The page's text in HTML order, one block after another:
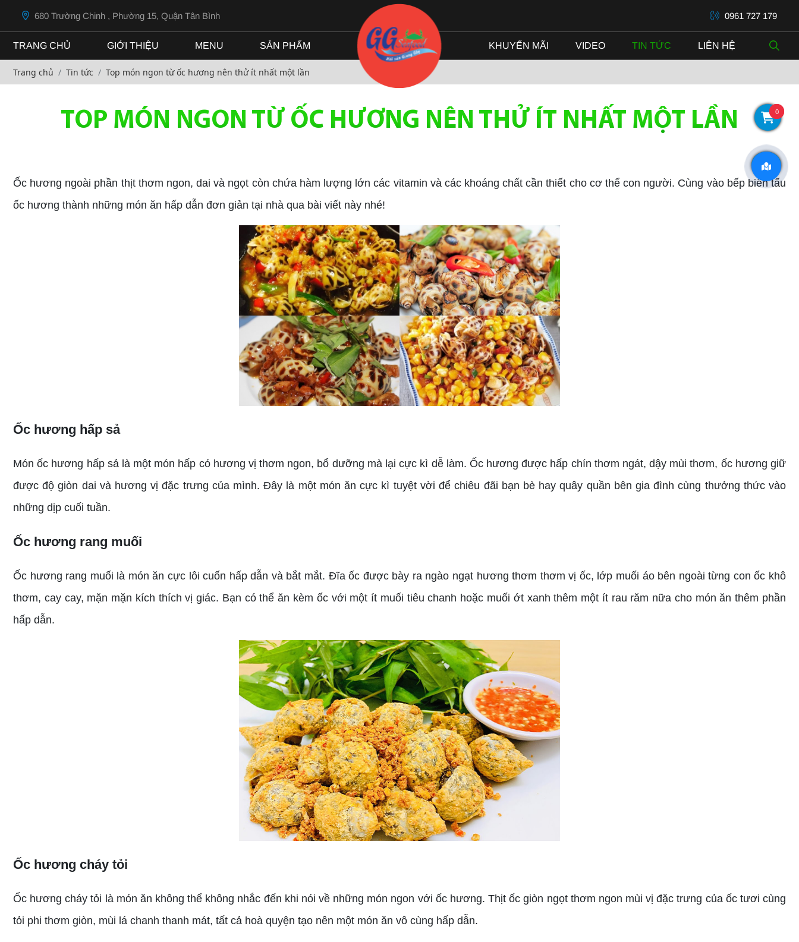
680 Trường Chinh , Phường 15, Quận Tân Bình 0961 727 179
TRANG CHỦ GIỚI THIỆU MENU SẢN PHẨM KHUYẾN MÃI VIDEO TIN TỨC LIÊN HỆ
Trang chủ Tin tức Top món ngon từ ốc hương nên thử ít nhất một lần
TOP MÓN NGON TỪ ỐC HƯƠNG NÊN THỬ ÍT NHẤT MỘT LẦN
Ốc hương ngoài phần thịt thơm ngon, dai và ngọt còn chứa hàm lượng lớn các vitamin và các khoáng chất cần thiết cho cơ thể con người. Cùng vào bếp biến tấu
ốc hương thành những món ăn hấp dẫn đơn giản tại nhà qua bài viết này nhé!
Ốc hương hấp sả
Món ốc hương hấp sả là một món hấp có hương vị thơm ngon, bổ dưỡng mà lại cực kì dễ làm. Ốc hương được hấp chín thơm ngát, dậy mùi thơm, ốc hương giữ
được độ giòn dai và hương vị đặc trưng của mình. Đây là một món ăn cực kì tuyệt vời để chiêu đãi bạn bè hay quây quần bên gia đình cùng thưởng thức vào
những dịp cuối tuần.
Ốc hương rang muối
Ốc hương rang muối là món ăn cực lôi cuốn hấp dẫn và bắt mắt. Đĩa ốc được bày ra ngào ngạt hương thơm thơm vị ốc, lớp muối áo bên ngoài từng con ốc khô
thơm, cay cay, mặn mặn kích thích vị giác. Bạn có thể ăn kèm ốc với một ít muối tiêu chanh hoặc muối ớt xanh thêm một ít rau răm nữa cho món ăn thêm phần
hấp dẫn.
Ốc hương cháy tỏi
Ốc hương cháy tỏi là món ăn không thể không nhắc đến khi nói về những món ngon với ốc hương. Thịt ốc giòn ngọt thơm ngon mùi vị đặc trưng của ốc tươi cùng
tỏi phi thơm giòn, mùi lá chanh thanh mát, tất cả hoà quyện tạo nên một món ăn vô cùng hấp dẫn.
0